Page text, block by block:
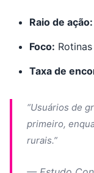
Raio de ação:
Foco:
Taxa de
“Usuários de
primeiro,
rurais.”